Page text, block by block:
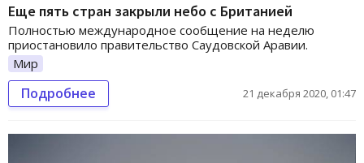
Еще пять стран закрыли небо с Британией
Полностью международное сообщение на неделю
приостановило правительство Саудовской Аравии.
Мир
Подробнее 21 декабря 2020, 01:47